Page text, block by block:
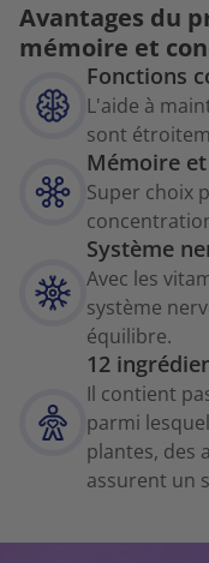
Avantages du
mémoire et
Fonctions
L'aide à
sont
Mémoire
Super choix
Système
Avec les
système
équilibre.
12
Il contient
parmi
plantes, des
assurent un